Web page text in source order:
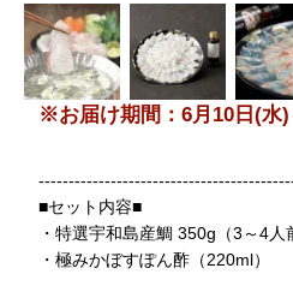
※お届け期間：6月10日(水
■セット内容■
・特選宇和島産鯛 350g（3～4人
・極みかぼすぽん酢（220ml）